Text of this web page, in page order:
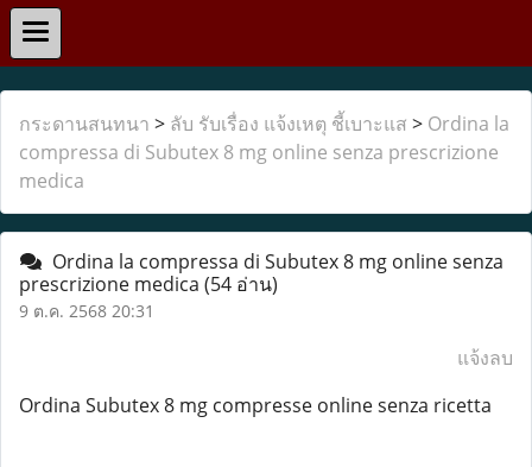
กระดานสนทนา > ลับ รับเรื่อง แจ้งเหตุ ชี้เบาะแส > Ordina la
compressa di Subutex 8 mg online senza prescrizione
medica
Ordina la compressa di Subutex 8 mg online senza
prescrizione medica (54 อ่าน)
9 ต.ค. 2568 20:31
แจ้งลบ
Ordina Subutex 8 mg compresse online senza ricetta